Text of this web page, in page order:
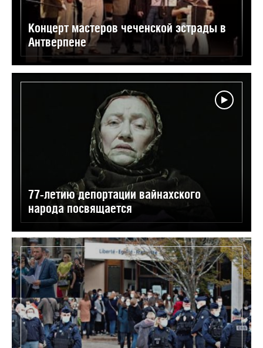
Концерт мастеров чеченской эстрады в
Антверпене
77-летию депортации вайнахского
народа посвящается